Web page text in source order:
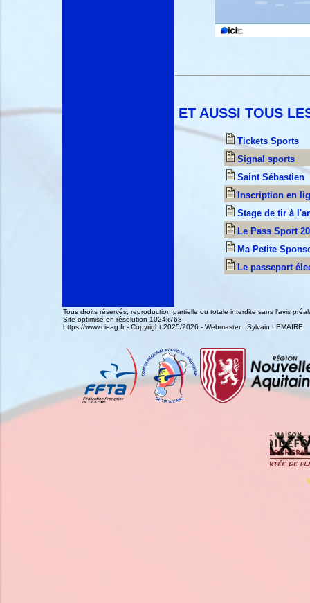
ET AUSSI TOUS
Tickets Sports
Signal sports
Saint Sébastien
Inscription en
Stage de tir à
Le Pass Sport
Ma Petite
Le passeport
Tous droits réservés, reproduction partielle ou totale interdite sans l'avis
Site optimisé en résolution 1024x768
https://www.cieag.fr - Copyright 2025/2026 - Webmaster : Sylvain LEMAIRE